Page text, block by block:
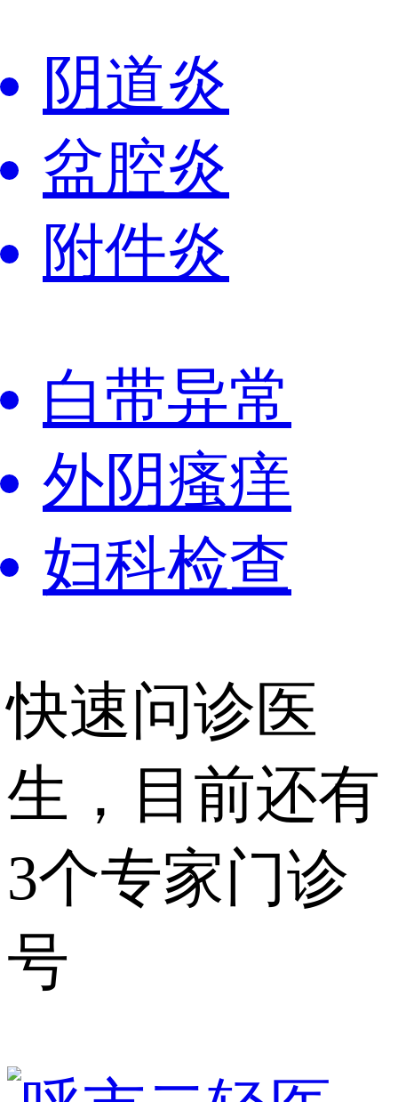
阴道炎
盆腔炎
附件炎
白带异常
外阴瘙痒
妇科检查
快速问诊医
生，目前还有
3个专家门诊
号